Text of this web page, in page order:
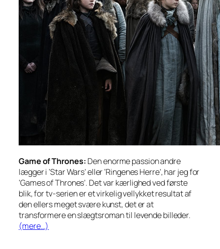
Game of Thrones: Den enorme passion andre
lægger i ‘Star Wars’ eller ‘Ringenes Herre’, har jeg for
‘Games of Thrones’. Det var kærlighed ved første
blik, for tv-serien er et virkelig vellykket resultat af
den ellers meget svære kunst, det er at
transformere en slægtsroman til levende billeder.
(mere…)